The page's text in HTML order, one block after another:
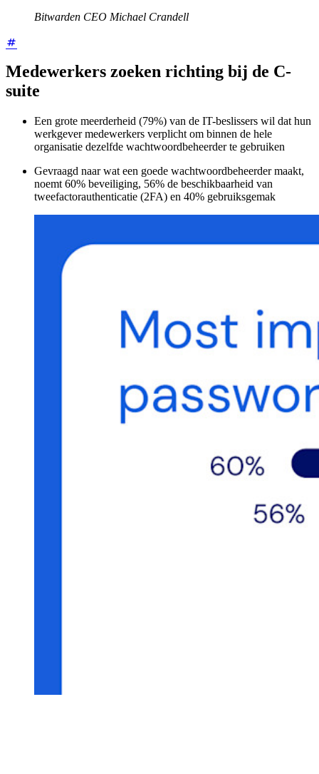
Bitwarden CEO Michael Crandell
Medewerkers zoeken richting bij de C-
suite
Een grote meerderheid (79%) van de IT-beslissers wil dat hun
werkgever medewerkers verplicht om binnen de hele
organisatie dezelfde wachtwoordbeheerder te gebruiken
Gevraagd naar wat een goede wachtwoordbeheerder maakt,
noemt 60% beveiliging, 56% de beschikbaarheid van
tweefactorauthenticatie (2FA) en 40% gebruiksgemak